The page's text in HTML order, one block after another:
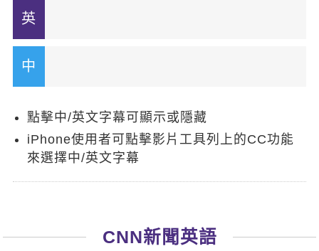
新聞英文
點擊中/英文字幕可顯示或隱藏
iPhone使用者可點擊影片工具列上的CC功能
來選擇中/英文字幕
CNN新聞英語